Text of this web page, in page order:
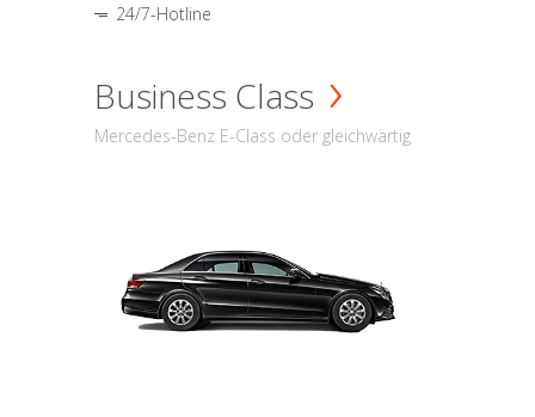
24/7-Hotline
Business Class
Mercedes-Benz E-Class oder gleichwärtig